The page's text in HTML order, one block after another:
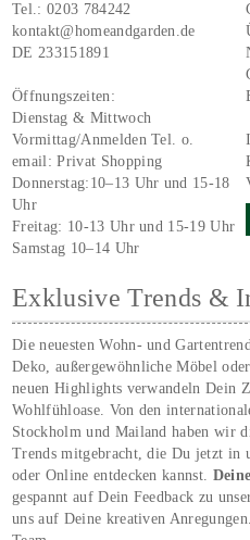
Tel.:0203 784242
kontakt@homeandgarden.de
DE 233151891
Öffnungszeiten:
Dienstag & Mittwoch
Vormittag/Anmelden Tel. o.
email:Privat Shopping
Donnerstag:10–13 Uhr und 15-18
Uhr
Freitag: 10-13 Uhr und 15-19 Uhr
Samstag 10–14 Uhr
Exklusive Trends &
Die neuesten Wohn- und
Deko, außergewöhnliche Möbel
neuen Highlights verwandeln Dein
Wohlfühloase. Von den
Stockholm und Mailand haben wir
Trends mitgebracht, die Du jetzt in
oder Online entdecken kannst.
gespannt auf Dein Feedback zu
uns auf Deine kreativen